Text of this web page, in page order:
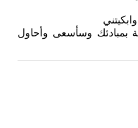
بمبادئك وسأسعى وأحاول